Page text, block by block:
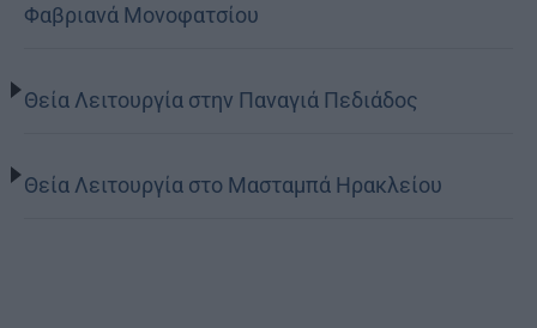
Φαβριανά Μονοφατσίου
Θεία Λειτουργία στην Παναγιά Πεδιάδος
Θεία Λειτουργία στο Μασταμπά Ηρακλείου